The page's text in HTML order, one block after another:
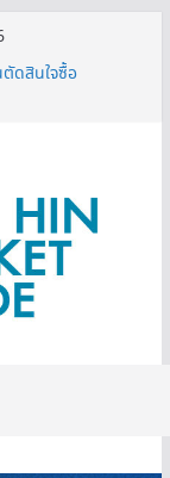
ดสินใจซื้อ
เซฟเงินได้เพียบ